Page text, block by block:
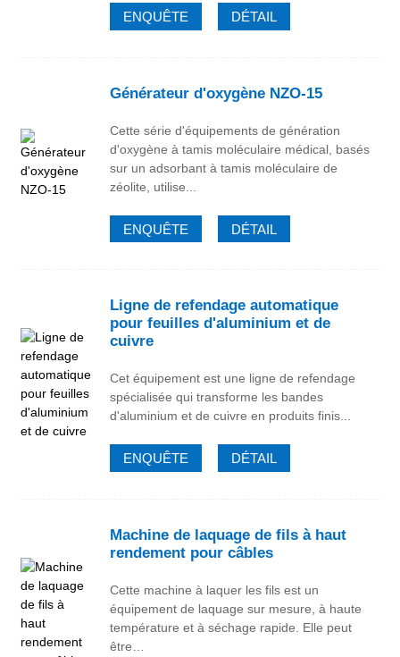
ENQUÊTE DÉTAIL
Générateur d'oxygène NZO-15
Cette série d'équipements de génération
d'oxygène à tamis moléculaire médical, basés
sur un adsorbant à tamis moléculaire de
zéolite, utilise...
ENQUÊTE DÉTAIL
Ligne de refendage automatique
pour feuilles d'aluminium et de
cuivre
Cet équipement est une ligne de refendage
spécialisée qui transforme les bandes
d'aluminium et de cuivre en produits finis...
ENQUÊTE DÉTAIL
Machine de laquage de fils à haut
rendement pour câbles
Cette machine à laquer les fils est un
équipement de laquage sur mesure, à haute
température et à séchage rapide. Elle peut
être…